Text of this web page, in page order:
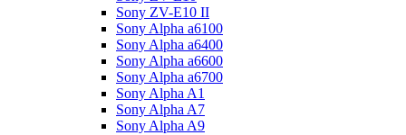
Sony ZV-E10 II
Sony Alpha a6100
Sony Alpha a6400
Sony Alpha a6600
Sony Alpha a6700
Sony Alpha A1
Sony Alpha A7
Sony Alpha A9